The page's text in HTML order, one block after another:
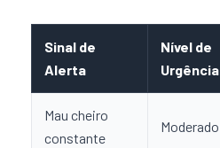
Sinal de
Alerta
Nível de
Urgência
Mau cheiro
constante
Moderado